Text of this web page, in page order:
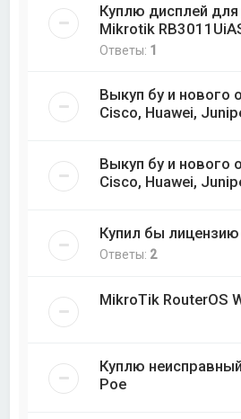
Куплю дисплей для
Mikrotik
Ответы: 1
Выкуп бу и нового
Cisco, Huawei,
Выкуп бу и нового
Cisco, Huawei,
Купил бы лицензию
Ответы: 2
MikroTik RouterOS
Куплю
Poe